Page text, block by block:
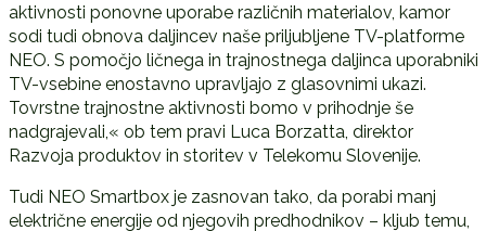
aktivnosti ponovne uporabe različnih materialov, kamor
sodi tudi obnova daljincev naše priljubljene TV-platforme
NEO. S pomočjo ličnega in trajnostnega daljinca uporabniki
TV-vsebine enostavno upravljajo z glasovnimi ukazi.
Tovrstne trajnostne aktivnosti bomo v prihodnje še
nadgrajevali,« ob tem pravi Luca Borzatta, direktor
Razvoja produktov in storitev v Telekomu Slovenije.
Tudi NEO Smartbox je zasnovan tako, da porabi manj
električne energije od njegovih predhodnikov – kljub temu,